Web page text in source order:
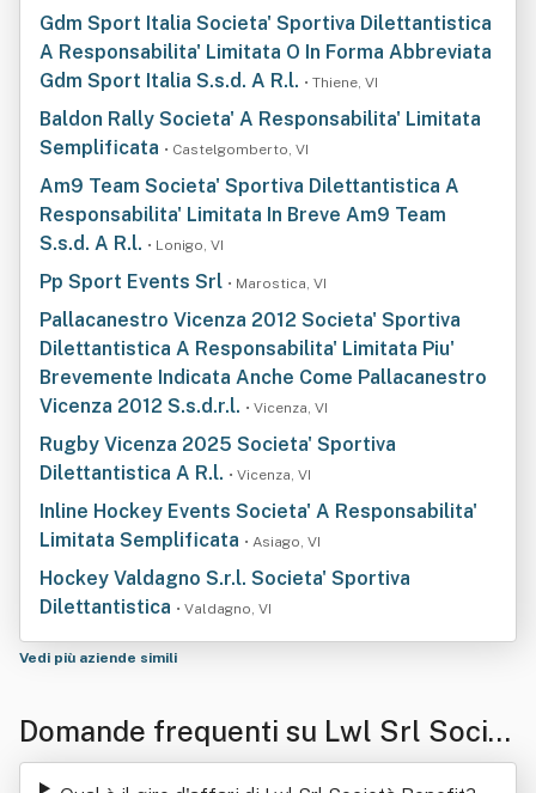
Gdm Sport Italia Societa' Sportiva Dilettantistica
A Responsabilita' Limitata O In Forma Abbreviata
Gdm Sport Italia S.s.d. A R.l. • Thiene, VI
Baldon Rally Societa' A Responsabilita' Limitata
Semplificata • Castelgomberto, VI
Am9 Team Societa' Sportiva Dilettantistica A
Responsabilita' Limitata In Breve Am9 Team
S.s.d. A R.l. • Lonigo, VI
Pp Sport Events Srl • Marostica, VI
Pallacanestro Vicenza 2012 Societa' Sportiva
Dilettantistica A Responsabilita' Limitata Piu'
Brevemente Indicata Anche Come Pallacanestro
Vicenza 2012 S.s.d.r.l. • Vicenza, VI
Rugby Vicenza 2025 Societa' Sportiva
Dilettantistica A R.l. • Vicenza, VI
Inline Hockey Events Societa' A Responsabilita'
Limitata Semplificata • Asiago, VI
Hockey Valdagno S.r.l. Societa' Sportiva
Dilettantistica • Valdagno, VI
Vedi più aziende simili
Domande frequenti su Lwl Srl Societ
à Benefit